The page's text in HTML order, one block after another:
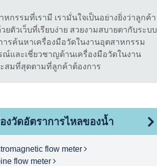
รรมที่เรามี เรามั่นใจเป็นอย่างยิ่งว่าลูกค้า
ตัวเว็บที่เรียบง่าย สวยงามสบายตากับระบบ
รค้นหาเครื่องมือวัดในงานอุตสาหกรรม
และเชี่ยวชาญด้านเครื่องมือวัดในงาน
สมที่สุดตามที่ลูกค้าต้องการ
องวัดอัตราการไหลของน้ำ
flow meter
flow meter